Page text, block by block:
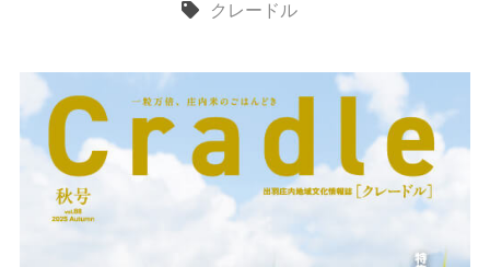
クレードル